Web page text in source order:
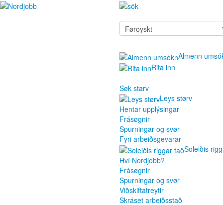
Almenn
Rita inn
Søk starv
Leys størv
Hentar upplýsingar
Frásøgnir
Spurningar og svør
Fyri arbeiðsgevarar
Soleiðis
Hví Nordjobb?
Frásøgnir
Spurningar og svør
Viðskiftatreytir
Skráset arbeiðsstað